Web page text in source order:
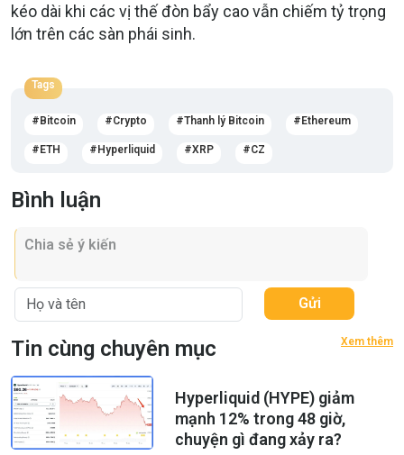
kéo dài khi các vị thế đòn bẩy cao vẫn chiếm tỷ trọng
lớn trên các sàn phái sinh.
Tags
Bitcoin Crypto Thanh lý Bitcoin Ethereum
ETH Hyperliquid XRP CZ
Bình luận
Gửi
Tin cùng chuyên mục Xem thêm
Hyperliquid (HYPE) giảm
mạnh 12% trong 48 giờ,
chuyện gì đang xảy ra?